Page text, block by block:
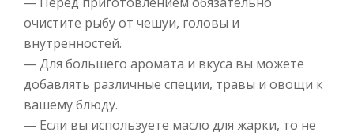
очистите рыбу от чешуи, головы и
внутренностей.
— Для большего аромата и вкуса вы можете
добавлять различные специи, травы и овощи к
вашему блюду.
— Если вы используете масло для жарки, то не